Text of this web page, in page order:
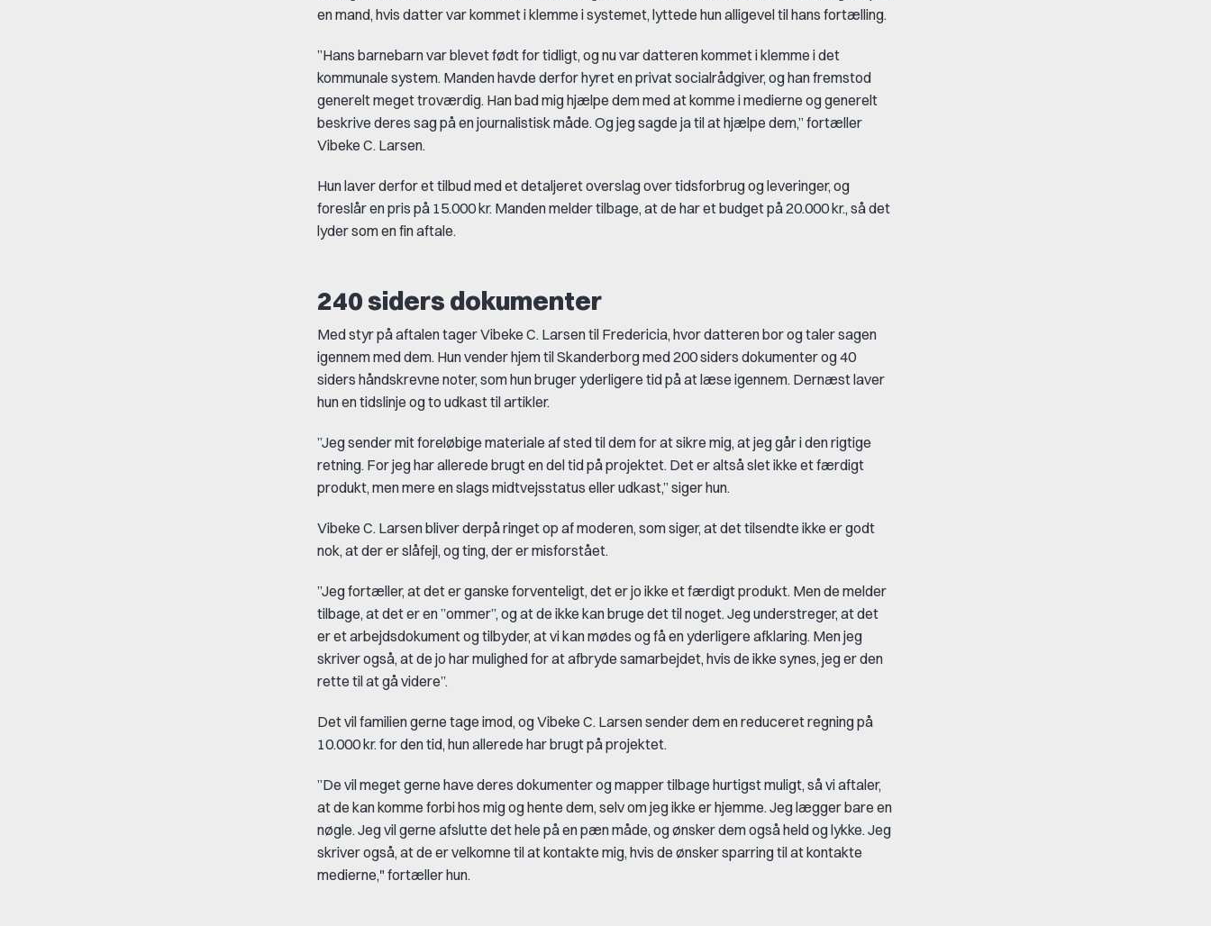
en mand, hvis datter var kommet i klemme i systemet, lyttede hun alligevel til hans fortælling.
”Hans barnebarn var blevet født for tidligt, og nu var datteren kommet i klemme i det
kommunale system. Manden havde derfor hyret en privat socialrådgiver, og han fremstod
generelt meget troværdig. Han bad mig hjælpe dem med at komme i medierne og generelt
beskrive deres sag på en journalistisk måde. Og jeg sagde ja til at hjælpe dem,” fortæller
Vibeke C. Larsen.
Hun laver derfor et tilbud med et detaljeret overslag over tidsforbrug og leveringer, og
foreslår en pris på 15.000 kr. Manden melder tilbage, at de har et budget på 20.000 kr., så det
lyder som en fin aftale.
240 siders dokumenter
Med styr på aftalen tager Vibeke C. Larsen til Fredericia, hvor datteren bor og taler sagen
igennem med dem. Hun vender hjem til Skanderborg med 200 siders dokumenter og 40
siders håndskrevne noter, som hun bruger yderligere tid på at læse igennem. Dernæst laver
hun en tidslinje og to udkast til artikler.
”Jeg sender mit foreløbige materiale af sted til dem for at sikre mig, at jeg går i den rigtige
retning. For jeg har allerede brugt en del tid på projektet. Det er altså slet ikke et færdigt
produkt, men mere en slags midtvejsstatus eller udkast,” siger hun.
Vibeke C. Larsen bliver derpå ringet op af moderen, som siger, at det tilsendte ikke er godt
nok, at der er slåfejl, og ting, der er misforstået.
”Jeg fortæller, at det er ganske forventeligt, det er jo ikke et færdigt produkt. Men de melder
tilbage, at det er en ”ommer”, og at de ikke kan bruge det til noget. Jeg understreger, at det
er et arbejdsdokument og tilbyder, at vi kan mødes og få en yderligere afklaring. Men jeg
skriver også, at de jo har mulighed for at afbryde samarbejdet, hvis de ikke synes, jeg er den
rette til at gå videre”.
Det vil familien gerne tage imod, og Vibeke C. Larsen sender dem en reduceret regning på
10.000 kr. for den tid, hun allerede har brugt på projektet.
”De vil meget gerne have deres dokumenter og mapper tilbage hurtigst muligt, så vi aftaler,
at de kan komme forbi hos mig og hente dem, selv om jeg ikke er hjemme. Jeg lægger bare en
nøgle. Jeg vil gerne afslutte det hele på en pæn måde, og ønsker dem også held og lykke. Jeg
skriver også, at de er velkomne til at kontakte mig, hvis de ønsker sparring til at kontakte
medierne," fortæller hun.